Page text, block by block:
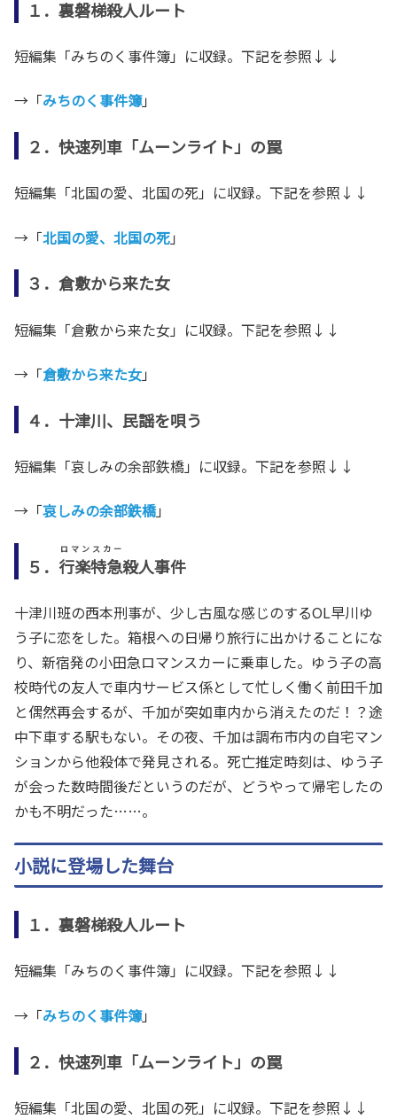
１．裏磐梯殺人ルート
短編集「みちのく事件簿」に収録。下記を参照↓↓
→「みちのく事件簿」
２．快速列車「ムーンライト」の罠
短編集「北国の愛、北国の死」に収録。下記を参照↓↓
→「北国の愛、北国の死」
３．倉敷から来た女
短編集「倉敷から来た女」に収録。下記を参照↓↓
→「倉敷から来た女」
４．十津川、民謡を唄う
短編集「哀しみの余部鉄橋」に収録。下記を参照↓↓
→「哀しみの余部鉄橋」
５． 行楽特急
ロマンスカー
殺人事件
十津川班の西本刑事が、少し古風な感じのするOL早川ゆ
う子に恋をした。箱根への日帰り旅行に出かけることにな
り、新宿発の小田急ロマンスカーに乗車した。ゆう子の高
校時代の友人で車内サービス係として忙しく働く前田千加
と偶然再会するが、千加が突如車内から消えたのだ！？途
中下車する駅もない。その夜、千加は調布市内の自宅マン
ションから他殺体で発見される。死亡推定時刻は、ゆう子
が会った数時間後だというのだが、どうやって帰宅したの
かも不明だった……。
小説に登場した舞台
１．裏磐梯殺人ルート
短編集「みちのく事件簿」に収録。下記を参照↓↓
→「みちのく事件簿」
２．快速列車「ムーンライト」の罠
短編集「北国の愛、北国の死」に収録。下記を参照↓↓